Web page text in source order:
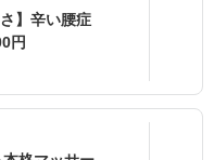
】辛い腰症
円